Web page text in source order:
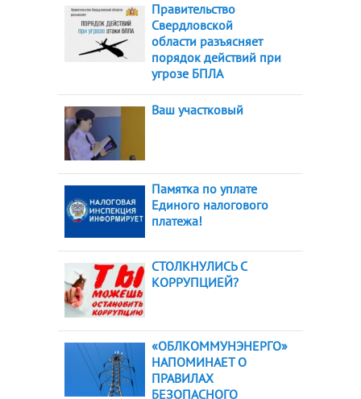
Правительство
Свердловской
области разъясняет
порядок действий при
угрозе БПЛА
Ваш участковый
Памятка по уплате
Единого налогового
платежа!
СТОЛКНУЛИСЬ С
КОРРУПЦИЕЙ?
«ОБЛКОММУНЭНЕРГО»
НАПОМИНАЕТ О
ПРАВИЛАХ
БЕЗОПАСНОГО